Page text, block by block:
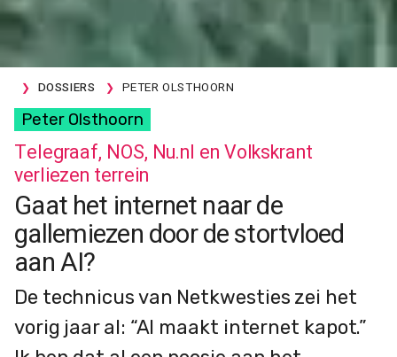
DOSSIERS PETER OLSTHOORN
Peter Olsthoorn
Telegraaf, NOS, Nu.nl en Volkskrant
verliezen terrein
Gaat het internet naar de
gallemiezen door de stortvloed
aan AI?
De technicus van Netkwesties zei het
vorig jaar al: “AI maakt internet kapot.”